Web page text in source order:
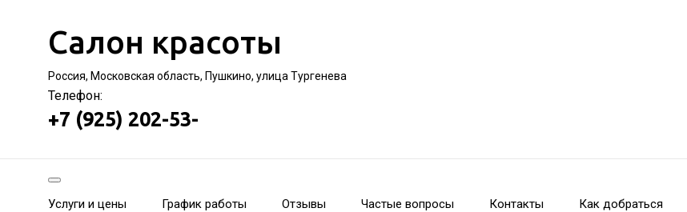
Салон красоты
Россия, Московская область, Пушкино, улица Тургенева
Телефон:
+7 (925) 202-53-
Услуги и цены График работы Отзывы Частые вопросы Контакты Как добраться